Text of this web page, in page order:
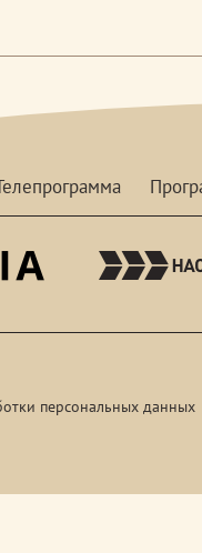
персональных данных